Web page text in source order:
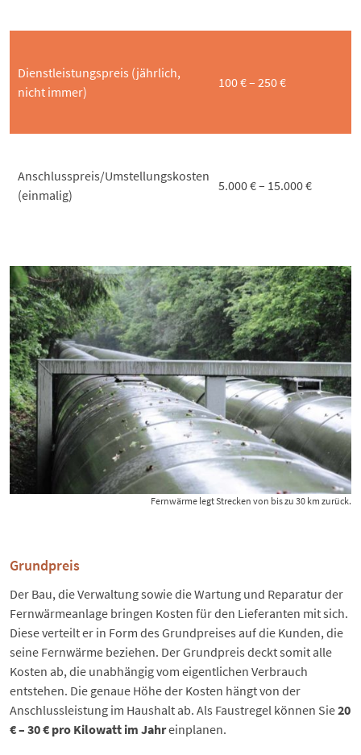
Dienstleistungspreis (jährlich,
nicht immer)
100 € – 250 €
Anschlusspreis/Umstellungskosten
(einmalig)
5.000 € – 15.000 €
Fernwärme legt Strecken von bis zu 30 km zurück.
Grundpreis
Der Bau, die Verwaltung sowie die Wartung und Reparatur der
Fernwärmeanlage bringen Kosten für den Lieferanten mit sich.
Diese verteilt er in Form des Grundpreises auf die Kunden, die
seine Fernwärme beziehen. Der Grundpreis deckt somit alle
Kosten ab, die unabhängig vom eigentlichen Verbrauch
entstehen. Die genaue Höhe der Kosten hängt von der
Anschlussleistung im Haushalt ab. Als Faustregel können Sie20
€ – 30 € pro Kilowatt im Jahreinplanen.